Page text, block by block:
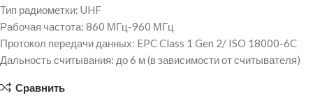
Тип радиометки: UHF
Рабочая частота: 860 МГц-960 МГц
Протокол передачи данных: EPC Class 1 Gen 2/ ISO 18000-6C
Дальность считывания: до 6 м (в зависимости от считывателя)
Сравнить